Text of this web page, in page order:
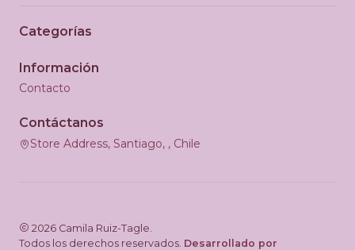
Categorías
Información
Contacto
Contáctanos
Store Address, Santiago, , Chile
2026 Camila Ruiz-Tagle.
Todos los derechos reservados. Desarrollado por